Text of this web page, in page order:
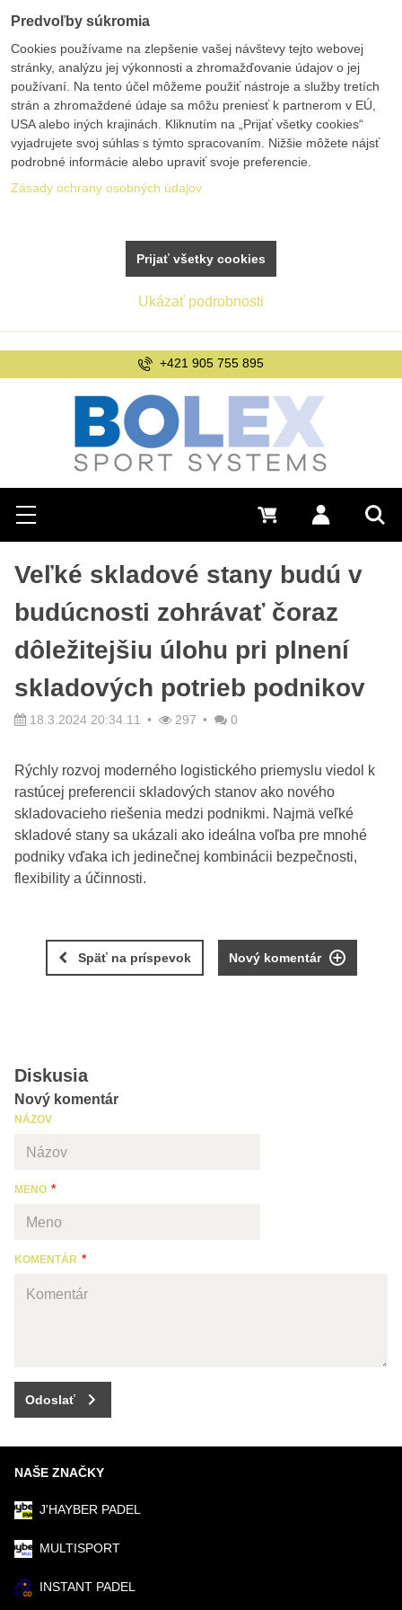
Hľadať
Menu Prihlásiť sa
0 €
+421 905 755 895
Veľké skladové stany budú v
budúcnosti zohrávať čoraz
dôležitejšiu úlohu pri plnení
skladových potrieb podnikov
18.3.2024 20:34.11 297 0
Rýchly rozvoj moderného logistického priemyslu viedol k
rastúcej preferencii skladových stanov ako nového
skladovacieho riešenia medzi podnikmi. Najmä veľké
skladové stany sa ukázali ako ideálna voľba pre mnohé
podniky vďaka ich jedinečnej kombinácii bezpečnosti,
flexibility a účinnosti.
Späť na príspevok Nový komentár
Diskusia
Nový komentár
NÁZOV
MENO
KOMENTÁR
Odoslať
NAŠE ZNAČKY
J'HAYBER PADEL
MULTISPORT
INSTANT PADEL
Predvoľby súkromia
Cookies používame na zlepšenie vašej návštevy tejto webovej
stránky, analýzu jej výkonnosti a zhromažďovanie údajov o jej
používaní. Na tento účel môžeme použiť nástroje a služby tretích
strán a zhromaždené údaje sa môžu preniesť k partnerom v EÚ,
USA alebo iných krajinách. Kliknutím na „Prijať všetky cookies“
vyjadrujete svoj súhlas s týmto spracovaním. Nižšie môžete nájsť
podrobné informácie alebo upraviť svoje preferencie.
Zásady ochrany osobných údajov
Ukázať podrobnosti
Prijať všetky cookies